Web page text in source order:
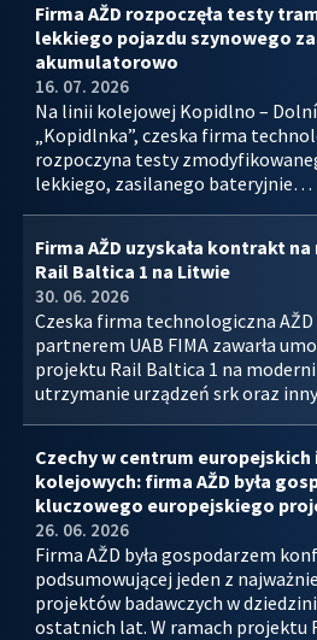
Firma AŽD rozpoczęła testy
lekkiego pojazdu szynowego
akumulatorowo
16. 07. 2026
Na linii kolejowej Kopidlno –
„Kopidlnka”, czeska firma
rozpoczyna testy
lekkiego, zasilanego bateryjnie…
Firma AŽD uzyskała kontrakt
Rail Baltica 1 na Litwie
30. 06. 2026
Czeska firma technologiczna
partnerem UAB FIMA zawarła
projektu Rail Baltica 1 na
utrzymanie urządzeń srk oraz
Czechy w centrum
kolejowych: firma AŽD była
kluczowego europejskiego
26. 06. 2026
Firma AŽD była gospodarzem
podsumowującej jeden z
projektów badawczych w
ostatnich lat. W ramach projektu